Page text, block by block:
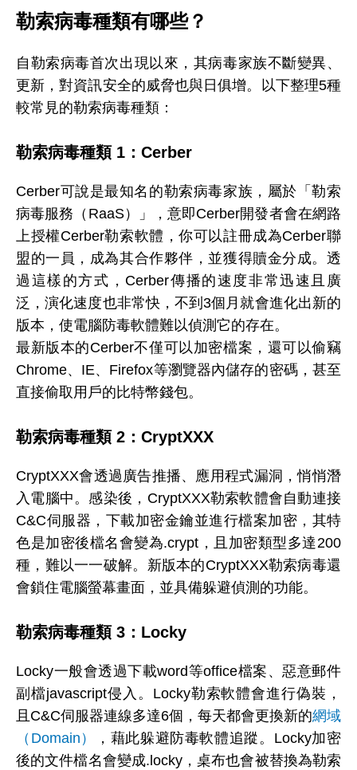
勒索病毒種類有哪些？
自勒索病毒首次出現以來，其病毒家族不斷變異、
更新，對資訊安全的威脅也與日俱增。以下整理5種
較常見的勒索病毒種類：
勒索病毒種類 1：Cerber
Cerber可說是最知名的勒索病毒家族，屬於「勒索
病毒服務（RaaS）」，意即Cerber開發者會在網路
上授權Cerber勒索軟體，你可以註冊成為Cerber聯
盟的一員，成為其合作夥伴，並獲得贖金分成。透
過這樣的方式，Cerber傳播的速度非常迅速且廣
泛，演化速度也非常快，不到3個月就會進化出新的
版本，使電腦防毒軟體難以偵測它的存在。
最新版本的Cerber不僅可以加密檔案，還可以偷竊
Chrome、IE、Firefox等瀏覽器內儲存的密碼，甚至
直接偷取用戶的比特幣錢包。
勒索病毒種類 2：CryptXXX
CryptXXX會透過廣告推播、應用程式漏洞，悄悄潛
入電腦中。感染後，CryptXXX勒索軟體會自動連接
C&C伺服器，下載加密金鑰並進行檔案加密，其特
色是加密後檔名會變為.crypt，且加密類型多達200
種，難以一一破解。新版本的CryptXXX勒索病毒還
會鎖住電腦螢幕畫面，並具備躲避偵測的功能。
勒索病毒種類 3：Locky
Locky一般會透過下載word等office檔案、惡意郵件
副檔javascript侵入。Locky勒索軟體會進行偽裝，
且C&C伺服器連線多達6個，每天都會更換新的網域
（Domain）
，藉此躲避防毒軟體追蹤。Locky加密
後的文件檔名會變成.locky，桌布也會被替換為勒索